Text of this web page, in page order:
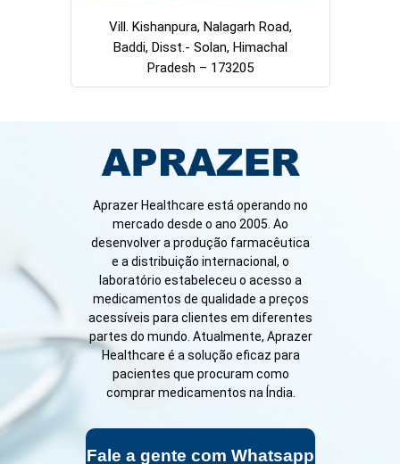
Vill. Kishanpura, Nalagarh Road,
Baddi, Disst.- Solan, Himachal
Pradesh – 173205
Fale a gente com Whatsapp
Aprazer Healthcare está operando no
mercado desde o ano 2005. Ao
desenvolver a produção farmacêutica
e a distribuição internacional, o
laboratório estabeleceu o acesso a
medicamentos de qualidade a preços
acessíveis para clientes em diferentes
partes do mundo. Atualmente, Aprazer
Healthcare é a solução eficaz para
pacientes que procuram como
comprar medicamentos na Índia.